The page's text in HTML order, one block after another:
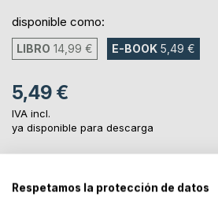
disponible como:
LIBRO 14,99 € E-BOOK 5,49 €
5,49 €
IVA incl.
ya disponible para descarga
AL CARRITO
Respetamos la protección de datos